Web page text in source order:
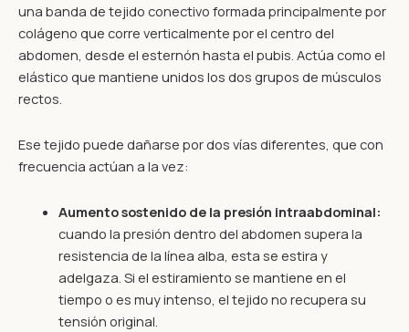
una banda de tejido conectivo formada principalmente por
colágeno que corre verticalmente por el centro del
abdomen, desde el esternón hasta el pubis. Actúa como el
elástico que mantiene unidos los dos grupos de músculos
rectos.
Ese tejido puede dañarse por dos vías diferentes, que con
frecuencia actúan a la vez:
Aumento sostenido de la presión intraabdominal:
cuando la presión dentro del abdomen supera la
resistencia de la línea alba, esta se estira y
adelgaza. Si el estiramiento se mantiene en el
tiempo o es muy intenso, el tejido no recupera su
tensión original.